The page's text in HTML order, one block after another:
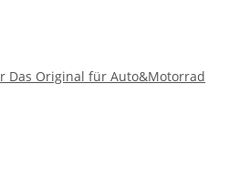
Das Original für Auto&Motorrad